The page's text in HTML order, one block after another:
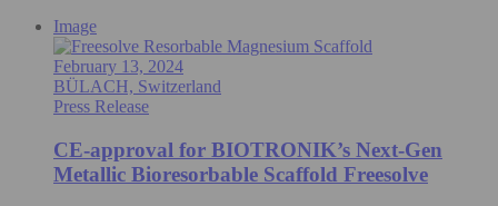
Image
February 13, 2024
BÜLACH, Switzerland
Press Release
CE-approval for BIOTRONIK’s Next-Gen
Metallic Bioresorbable Scaffold Freesolve